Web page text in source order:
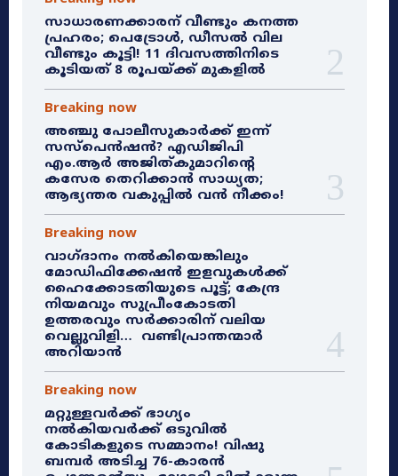
സാധാരണക്കാരന് വീണ്ടും കനത്ത
പ്രഹരം; പെട്രോൾ, ഡീസൽ വില
വീണ്ടും കൂട്ടി! 11 ദിവസത്തിനിടെ
കൂടിയത് 8 രൂപയ്ക്ക് മുകളിൽ
Breaking now
അഞ്ചു പോലീസുകാർക്ക് ഇന്ന്
സസ്‌പെൻഷൻ? എഡിജിപി
എം.ആർ അജിത്കുമാറിൻ്റെ
കസേര തെറിക്കാൻ സാധ്യത;
ആഭ്യന്തര വകുപ്പിൽ വൻ നീക്കം!
Breaking now
വാഗ്ദാനം നൽകിയെങ്കിലും
മോഡിഫിക്കേഷൻ ഇളവുകൾക്ക്
ഹൈക്കോടതിയുടെ പൂട്ട്; കേന്ദ്ര
നിയമവും സുപ്രീംകോടതി
ഉത്തരവും സർക്കാരിന് വലിയ
വെല്ലുവിളി… വണ്ടിപ്രാന്തന്മാർ
അറിയാൻ
Breaking now
മറ്റുള്ളവർക്ക് ഭാഗ്യം
നൽകിയവർക്ക് ഒടുവിൽ
കോടികളുടെ സമ്മാനം! വിഷു
ബമ്പർ അടിച്ച 76-കാരൻ